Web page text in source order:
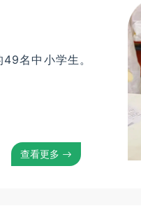
名中小学生。
查看更多